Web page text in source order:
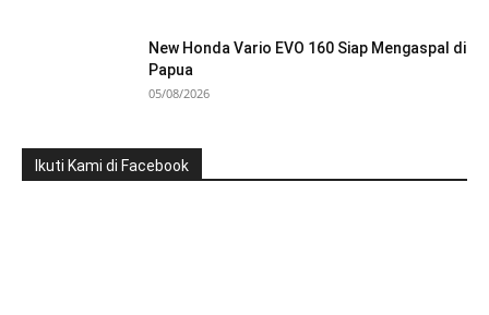
New Honda Vario EVO 160 Siap Mengaspal di
Papua
05/08/2026
Ikuti Kami di Facebook